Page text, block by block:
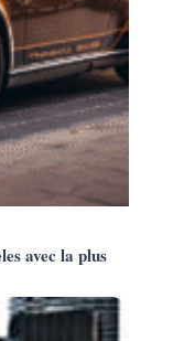
avec la plus